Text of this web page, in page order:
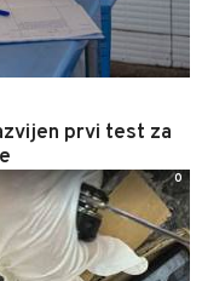
prvi test za
0